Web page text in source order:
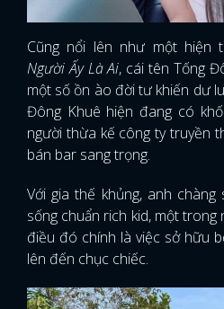
Cũng nổi lên như một hiện
Người Ấy Là Ai, cái tên Tống
một số ồn ào đời tư khiến dư
Đông Khuê hiện đang có
người thừa kế công ty truyền
bán bar sang trọng.
Với gia thế khủng, anh
sống chuẩn rich kid, một
điều đó chính là việc sở hữu
lên đến chục chiếc.